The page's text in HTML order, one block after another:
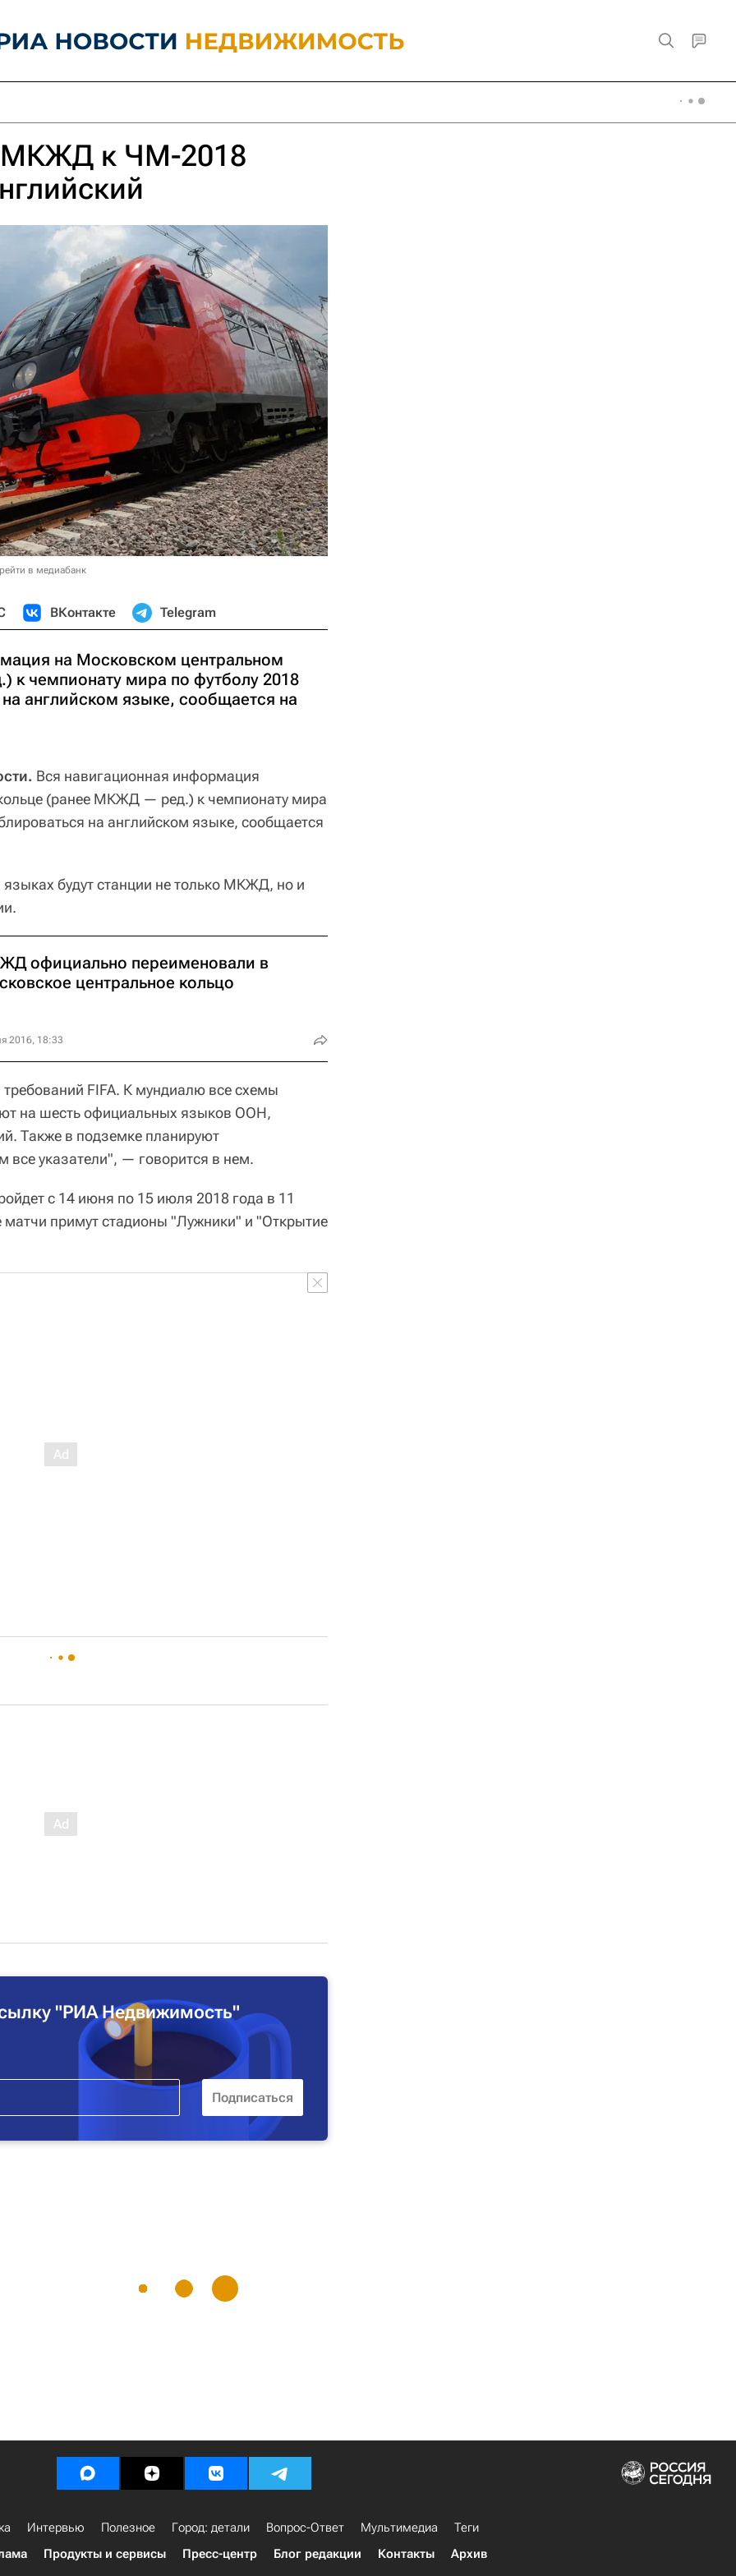
МКЖД к ЧМ-2018
в медиабанк
ВКонтакте Telegram
на Московском центральном
к чемпионату мира по футболу 2018
на английском языке, сообщается на
Вся навигационная информация
(ранее МКЖД — ред.) к чемпионату мира
на английском языке, сообщается
языках будут станции не только МКЖД, но и
официально переименовали в
центральное кольцо
2016, 18:33
FIFA. К мундиалю все схемы
на шесть официальных языков ООН,
Также в подземке планируют
все указатели", — говорится в нем.
с 14 июня по 15 июля 2018 года в 11
матчи примут стадионы "Лужники" и "Открытие
"РИА Недвижимость"
Интервью Полезное Город: детали Вопрос-Ответ Мультимедиа
Теги
Продукты и сервисы Пресс-центр Блог редакции Контакты Архив